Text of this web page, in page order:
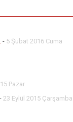
- 5 Şubat 2016 Cuma
Pazar
- 23 Eylül 2015 Çarşamba